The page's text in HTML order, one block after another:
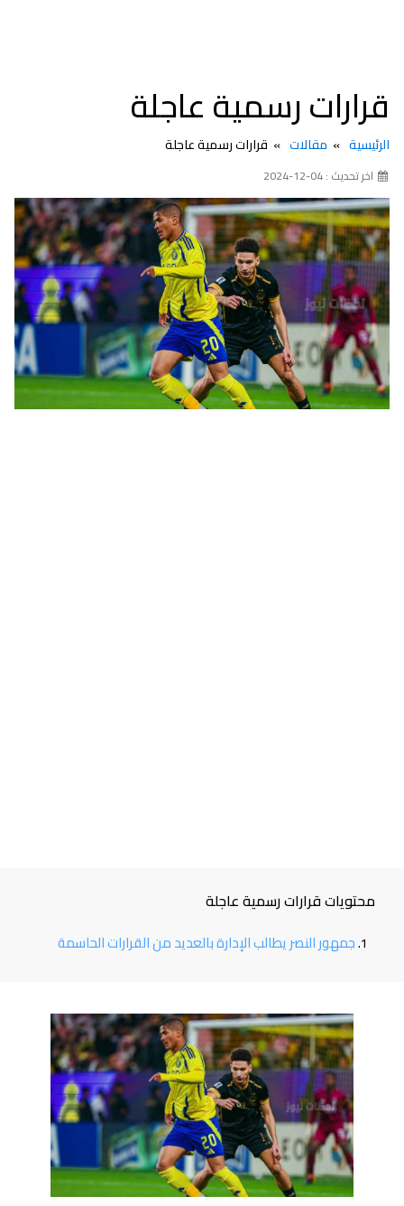
قرارات رسمية عاجلة
الرئيسية مقالات قرارات رسمية عاجلة
اخر تحديث : 04-12-2024
محتويات قرارات رسمية عاجلة
جمهور النصر يطالب الإدارة بالعديد من القرارات الحاسمة